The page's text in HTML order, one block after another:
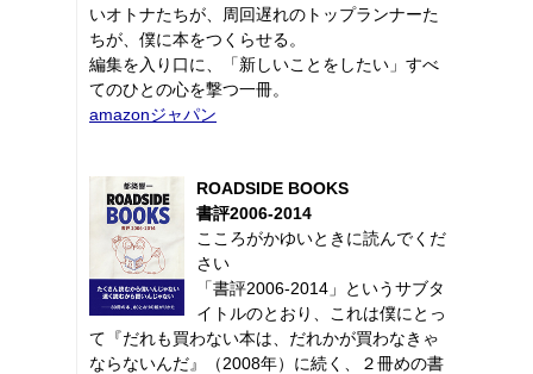
いオトナたちが、周回遅れのトップランナーた
ちが、僕に本をつくらせる。
編集を入り口に、「新しいことをしたい」すべ
てのひとの心を撃つ一冊。
amazonジャパン
ROADSIDE BOOKS
書評2006-2014
こころがかゆいときに読んでくだ
さい
「書評2006-2014」というサブタ
イトルのとおり、これは僕にとっ
て『だれも買わない本は、だれかが買わなきゃ
ならないんだ』（2008年）に続く、２冊めの書